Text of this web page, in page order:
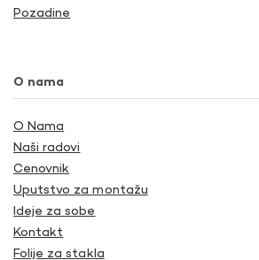
Pozadine
O nama
O Nama
Naši radovi
Cenovnik
Uputstvo za montažu
Ideje za sobe
Kontakt
Folije za stakla